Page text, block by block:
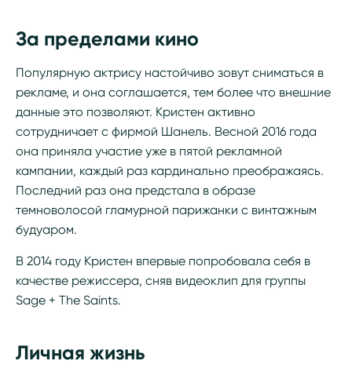
За пределами кино
Популярную актрису настойчиво зовут сниматься в
рекламе, и она соглашается, тем более что внешние
данные это позволяют. Кристен активно
сотрудничает с фирмой Шанель. Весной 2016 года
она приняла участие уже в пятой рекламной
кампании, каждый раз кардинально преображаясь.
Последний раз она предстала в образе
темноволосой гламурной парижанки с винтажным
будуаром.
В 2014 году Кристен впервые попробовала себя в
качестве режиссера, сняв видеоклип для группы
Sage + The Saints.
Личная жизнь